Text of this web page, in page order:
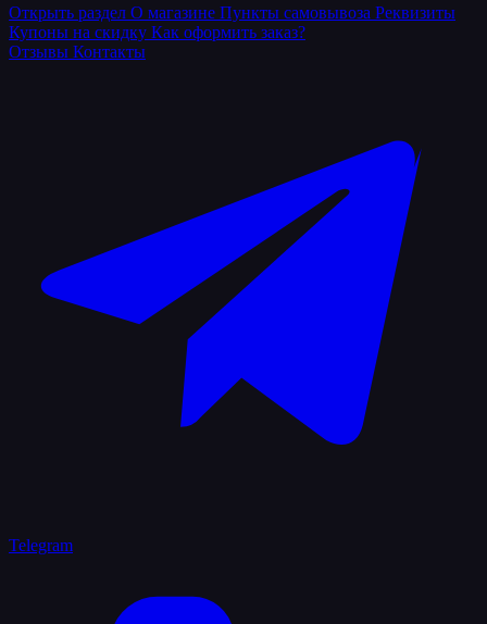
Открыть раздел О магазине Пункты самовывоза Реквизиты
Купоны на скидку Как оформить заказ?
Отзывы Контакты
Telegram